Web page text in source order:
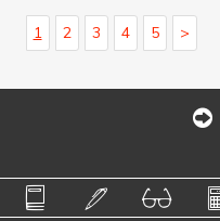
1 2 3 4 5 >